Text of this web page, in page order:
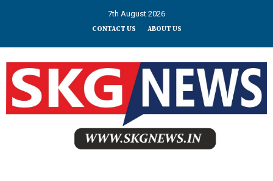
7th August 2026
CONTACT US ABOUT US